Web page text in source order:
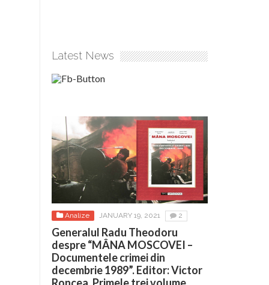
Latest News
Analize JANUARY 19, 2021 2
Generalul Radu Theodoru
despre “MÂNA MOSCOVEI –
Documentele crimei din
decembrie 1989”. Editor: Victor